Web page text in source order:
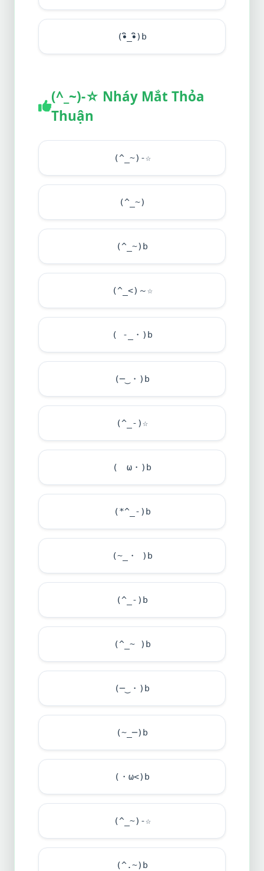
(•ิ_•ิ)b
(^_~)-☆ Nháy Mắt Thỏa
Thuận
(^_~)-☆
(^_~)
(^_~)b
(^_<)～☆
( -_・)b
(─‿・)b
(^_-)☆
(ゝω・)b
(*^_-)b
(~_・ )b
(^_-)b
(^_~ )b
(─‿・)b
(~_─)b
(・ω<)b
(^_~)-☆
(^.~)b